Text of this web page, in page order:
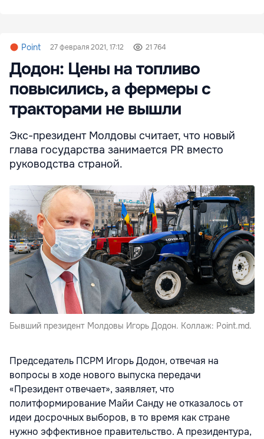
Point 27 февраля 2021, 17:12 21 764
Додон: Цены на топливо
повысились, а фермеры с
тракторами не вышли
Экс-президент Молдовы считает, что новый
глава государства занимается PR вместо
руководства страной.
Бывший президент Молдовы Игорь Додон. Коллаж: Point.md.
Председатель ПСРМ Игорь Додон, отвечая на
вопросы в ходе нового выпуска передачи
«Президент отвечает», заявляет, что
политформирование Майи Санду не отказалось от
идеи досрочных выборов, в то время как стране
нужно эффективное правительство. А президентура,